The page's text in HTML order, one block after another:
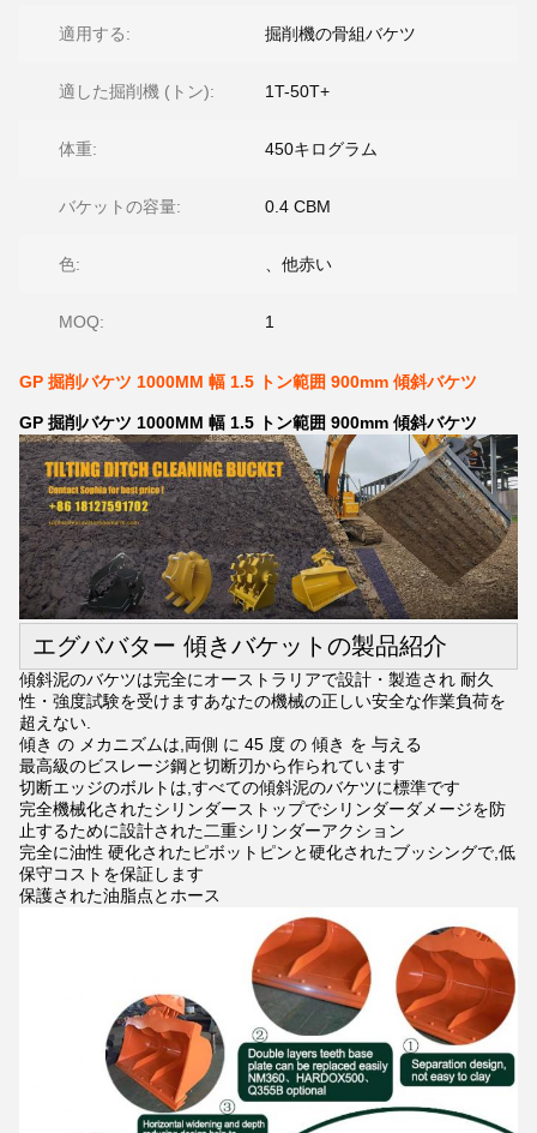
適用する: 掘削機の骨組バケツ
適した掘削機 (トン): 1T-50T+
体重: 450キログラム
バケットの容量: 0.4 CBM
色: 、他赤い
MOQ: 1
GP 掘削バケツ 1000MM 幅 1.5 トン範囲 900mm 傾斜バケツ
GP 掘削バケツ 1000MM 幅 1.5 トン範囲 900mm 傾斜バケツ
エグババター 傾きバケットの製品紹介
傾斜泥のバケツは完全にオーストラリアで設計・製造され 耐久
性・強度試験を受けますあなたの機械の正しい安全な作業負荷を
超えない.
傾き の メカニズムは,両側 に 45 度 の 傾き を 与える
最高級のビスレージ鋼と切断刃から作られています
切断エッジのボルトは,すべての傾斜泥のバケツに標準です
完全機械化されたシリンダーストップでシリンダーダメージを防
止するために設計された二重シリンダーアクション
完全に油性 硬化されたピボットピンと硬化されたブッシングで,低
保守コストを保証します
保護された油脂点とホース